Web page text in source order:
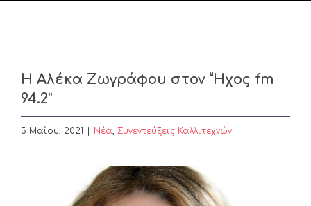
Η Αλέκα Ζωγράφου στον “Ήχος fm
94.2”
5 Μαΐου, 2021 | Nέα Συνεντεύξεις Καλλιτεχνών